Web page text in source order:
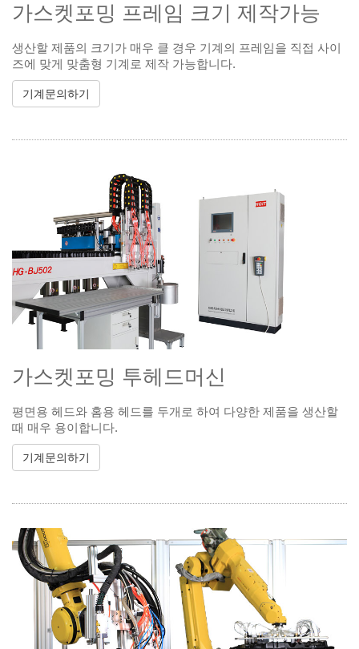
가스켓포밍 프레임 크기 제작가능
생산할 제품의 크기가 매우 클 경우 기계의 프레임을 직접 사이
즈에 맞게 맞춤형 기계로 제작 가능합니다.
기계문의하기
가스켓포밍 투헤드머신
평면용 헤드와 홈용 헤드를 두개로 하여 다양한 제품을 생산할
때 매우 용이합니다.
기계문의하기